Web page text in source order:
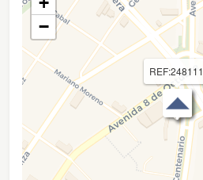
REF:248111
−